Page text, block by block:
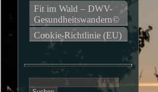
Fit im Wald – DWV-
Gesundheitswandern©
Cookie-Richtlinie (EU)